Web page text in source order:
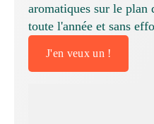
aromatiques sur le
toute l'année et sans
J'en veux un !